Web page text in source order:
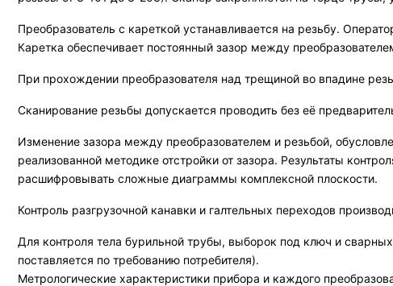
Преобразователь с кареткой устанавливается на резьбу.
Каретка обеспечивает постоянный зазор между
При прохождении преобразователя над трещиной во впадине
Сканирование резьбы допускается проводить без её
Изменение зазора между преобразователем и резьбой,
реализованной методике отстройки от зазора. Результаты
расшифровывать сложные диаграммы комплексной плоскости.
Контроль разгрузочной канавки и галтельных переходов
Для контроля тела бурильной трубы, выборок под ключ и
поставляется по требованию потребителя).
Метрологические характеристики прибора и каждого